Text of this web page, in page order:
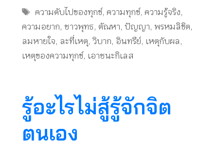
Tags
ความดับไปของทุกข์,ความทุกข์,ความรู้จริง,
ความอยาก, ชาวพุทธ, ตัณหา, ปัญญา, พรหมลิขิต,
ลมหายใจ, ละที่เหตุ, วิบาก, อินทรีย์, เหตุกับผล,
เหตุของความทุกข์, เอาชนะกิเลส
รู้อะไรไม่สู้รู้จักจิต
ตนเอง